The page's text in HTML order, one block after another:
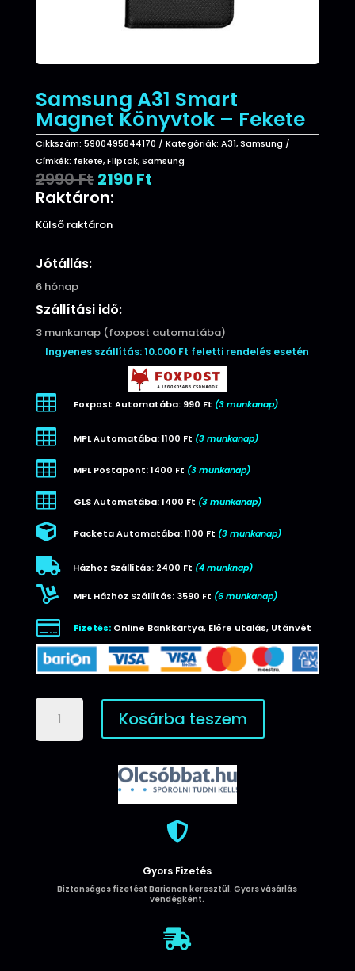
Samsung A31 Smart
Magnet Könyvtok – Fekete
Cikkszám: 5900495844170 Kategóriák: A31,Samsung
Címkék: fekete,Fliptok,Samsung
2990Ft Original
price
was:
2990 Ft.
2190FtCurrent
Raktáron:
Külső raktáron
Jótállás:
6 hónap
Szállítási idő:
3 munkanap (foxpost automatába)
Ingyenes szállítás: 10.000 Ft feletti rendelés esetén
 Foxpost Automatába: 990 Ft (3 munkanap)
 MPL Automatába: 1100 Ft (3 munkanap)
 MPL Postapont: 1400 Ft (3 munkanap)
 GLS Automatába: 1400 Ft (3 munkanap)
 Packeta Automatába: 1100 Ft (3 munkanap)
 Házhoz Szállítás: 2400 Ft (4 munknap)
 MPL Házhoz Szállítás: 3590 Ft (6 munkanap)
 Fizetés:Online Bankkártya, Előre utalás, Utánvét
Samsung
Smart
Kosárba teszem

Gyors Fizetés
Biztonságos fizetést Barionon keresztül. Gyors vásárlás
vendégként.
